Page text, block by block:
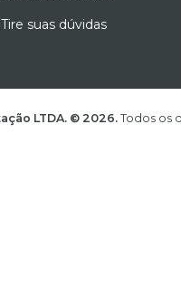
Tire suas dúvidas